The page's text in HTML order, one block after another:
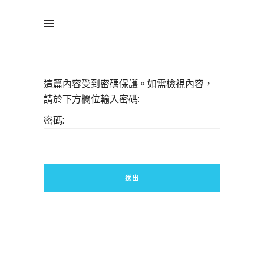
這篇內容受到密碼保護。如需檢視內容，
請於下方欄位輸入密碼:
密碼: